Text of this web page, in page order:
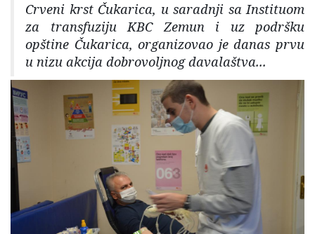
Crveni krst Čukarica, u saradnji sa Instituom
za transfuziju KBC Zemun i uz podršku
opštine Čukarica, organizovao je danas prvu
u nizu akcija dobrovoljnog davalaštva...